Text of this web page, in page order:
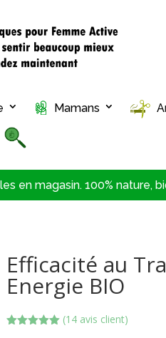
Mamans
en magasin. 100% nature,
Efficacité au
Energie BIO
(14 avis client)